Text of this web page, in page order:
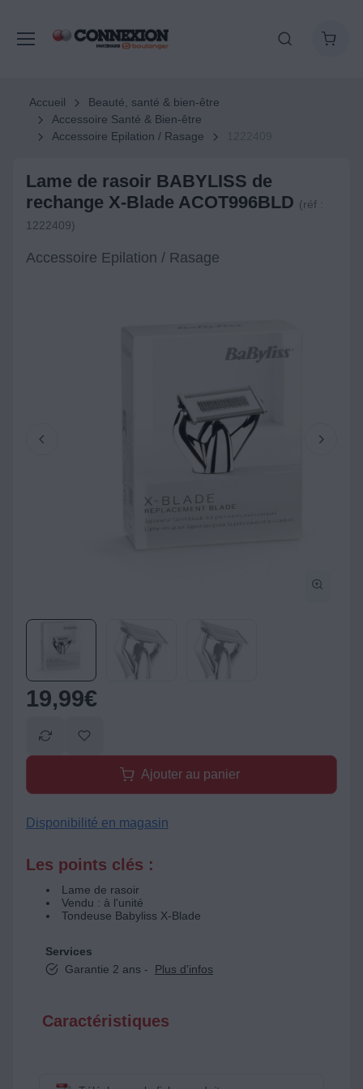
Accueil
Beauté, santé & bien-être
Accessoire Santé & Bien-être
Accessoire Epilation / Rasage
Lame de rasoir BABYLISS de
rechange X-Blade ACOT996BLD (réf :
1222409)
Accessoire Epilation / Rasage
19,99€
Ajouter au panier
Disponibilité en magasin
Les points clés :
Lame de rasoir
Vendu : à l'unité
Tondeuse Babyliss X-Blade
Services
Garantie 2 ans -
Plus d'infos
Caractéristiques